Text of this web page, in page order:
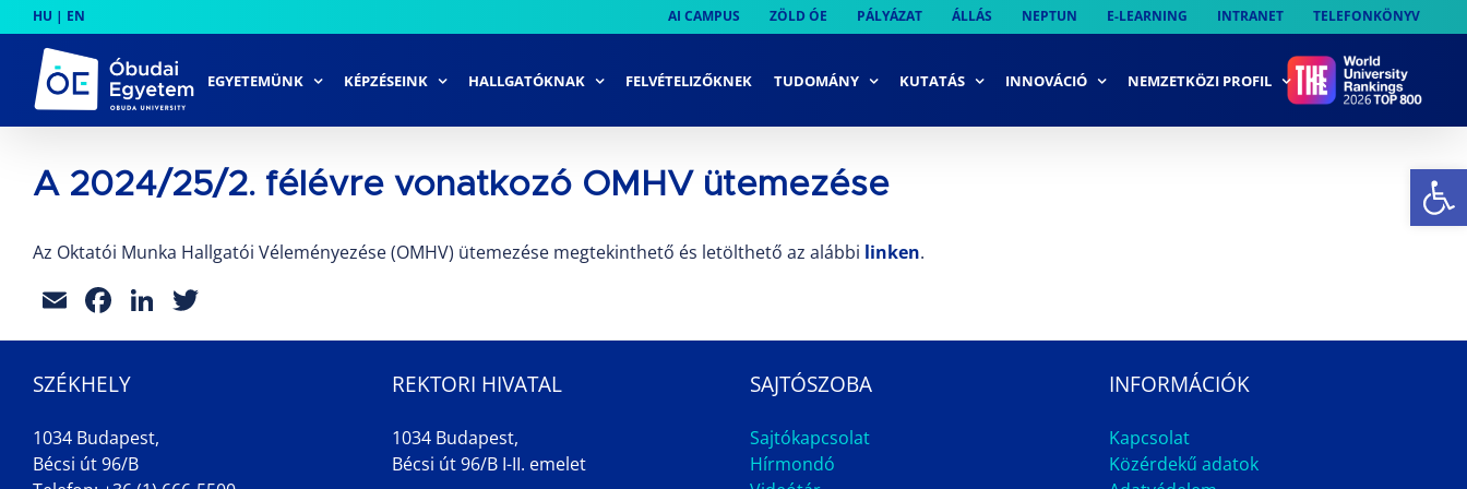
to
content
HU | EN AI CAMPUS ZÖLD ÓE PÁLYÁZAT ÁLLÁS NEPTUN E-LEARNING INTRANET TELEFONKÖNYV
EGYETEMÜNK KÉPZÉSEINK HALLGATÓKNAK FELVÉTELIZŐKNEK TUDOMÁNY KUTATÁS INNOVÁCIÓ NEMZETKÖZI PROFIL
A 2024/25/2. félévre vonatkozó OMHV ütemezése
Az Oktatói Munka Hallgatói Véleményezése (OMHV) ütemezése megtekinthető és letölthető az alábbi linken.
EmailFacebook
LinkedIn
SZÉKHELY
1034 Budapest,
Bécsi út 96/B
REKTORI HIVATAL
1034 Budapest,
Bécsi út 96/B I-II. emelet
SAJTÓSZOBA
Sajtókapcsolat
Hírmondó
INFORMÁCIÓK
Kapcsolat
Közérdekű adatok